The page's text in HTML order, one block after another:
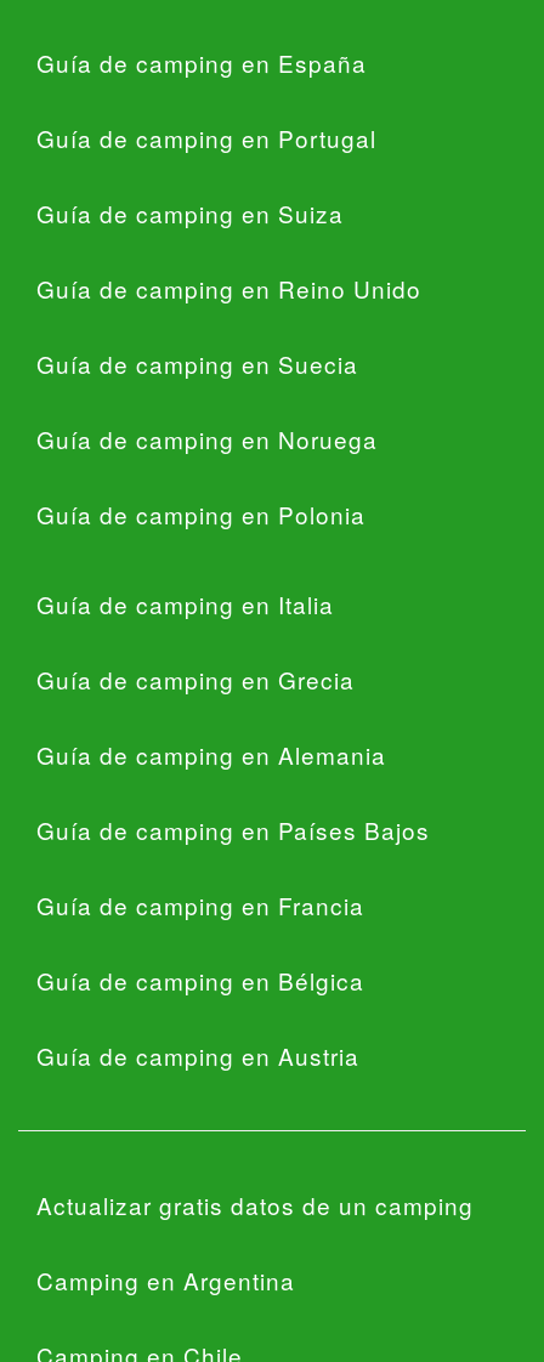
Guía de camping en España
Guía de camping en Portugal
Guía de camping en Suiza
Guía de camping en Reino Unido
Guía de camping en Suecia
Guía de camping en Noruega
Guía de camping en Polonia
Guía de camping en Italia
Guía de camping en Grecia
Guía de camping en Alemania
Guía de camping en Países Bajos
Guía de camping en Francia
Guía de camping en Bélgica
Guía de camping en Austria
Actualizar gratis datos de un camping
Camping en Argentina